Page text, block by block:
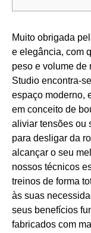
Muito obrigada
e elegância, com
peso e volume de
Studio encontra-
espaço moderno,
em conceito de
aliviar tensões ou
para desligar da
alcançar o seu
nossos técnicos
treinos de forma
às suas
seus benefícios
fabricados com